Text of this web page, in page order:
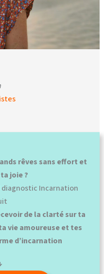
rêves sans effort et
joie ?
Incarnation
de la clarté sur ta
vie amoureuse et tes
d’incarnation